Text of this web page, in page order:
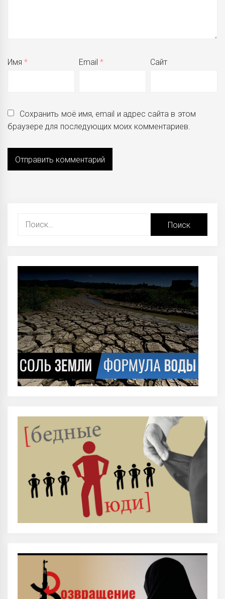
Имя* Email* Сайт
Сохранить моё имя, email и адрес сайта в этом
браузере для последующих моих комментариев.